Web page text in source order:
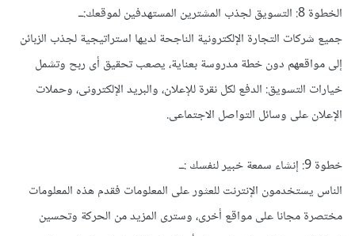
الخطوة 8: التسويق لجذب المشترين المستهدفين لموقعك:ــ
جميع شركات التجارة الإلكترونية الناجحة لديها استراتيجية لجذب الزبائن
إلى مواقعهم دون خطة مدروسة بعناية، يصعب تحقيق أى ربح وتشمل
خيارات التسويق: الدفع لكل نقرة للإعلان، والبريد الإلكترونى، وحملات
الإعلان على وسائل التواصل الاجتماعى.
خطوة 9: إنشاء سمعة خبير لنفسك :ــ
الناس يستخدمون الإنترنت للعثور على المعلومات فقدم هذه المعلومات
مختصرة مجانا على مواقع أخرى، وسترى المزيد من الحركة وتحسين